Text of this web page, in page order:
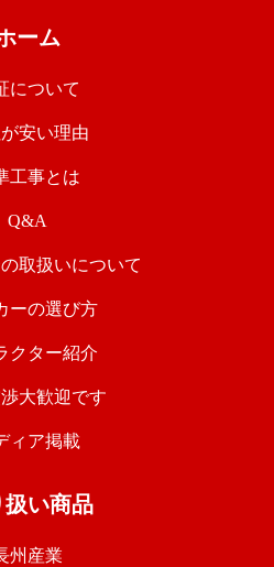
ーム
について
安い理由
工事とは
Q&A
取扱いについて
ーの選び方
クター紹介
大歓迎です
ィア掲載
扱い商品
州産業